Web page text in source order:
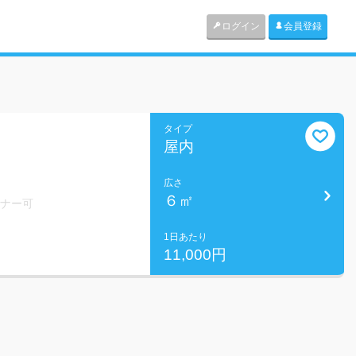
ログイン 会員登録
ー可
タイプ
屋内
広さ
６㎡
1日あたり
11,000円